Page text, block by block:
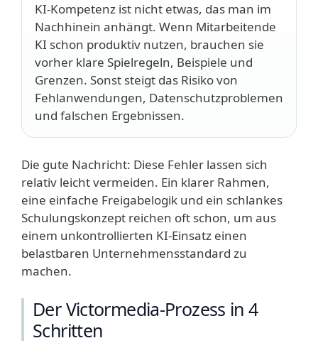
KI-Kompetenz ist nicht etwas, das man im
Nachhinein anhängt. Wenn Mitarbeitende
KI schon produktiv nutzen, brauchen sie
vorher klare Spielregeln, Beispiele und
Grenzen. Sonst steigt das Risiko von
Fehlanwendungen, Datenschutzproblemen
und falschen Ergebnissen.
Die gute Nachricht: Diese Fehler lassen sich
relativ leicht vermeiden. Ein klarer Rahmen,
eine einfache Freigabelogik und ein schlankes
Schulungskonzept reichen oft schon, um aus
einem unkontrollierten KI-Einsatz einen
belastbaren Unternehmensstandard zu
machen.
Der Victormedia-Prozess in 4
Schritten